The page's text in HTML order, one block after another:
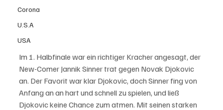
Corona
U.S.A
USA
Im 1. Halbfinale war ein richtiger Kracher angesagt, der
New-Comer Jannik Sinner trat gegen Novak Djokovic
an. Der Favorit war klar Djokovic, doch Sinner fing von
Anfang an an hart und schnell zu spielen, und ließ
Djokovic keine Chance zum atmen. Mit seinen starken